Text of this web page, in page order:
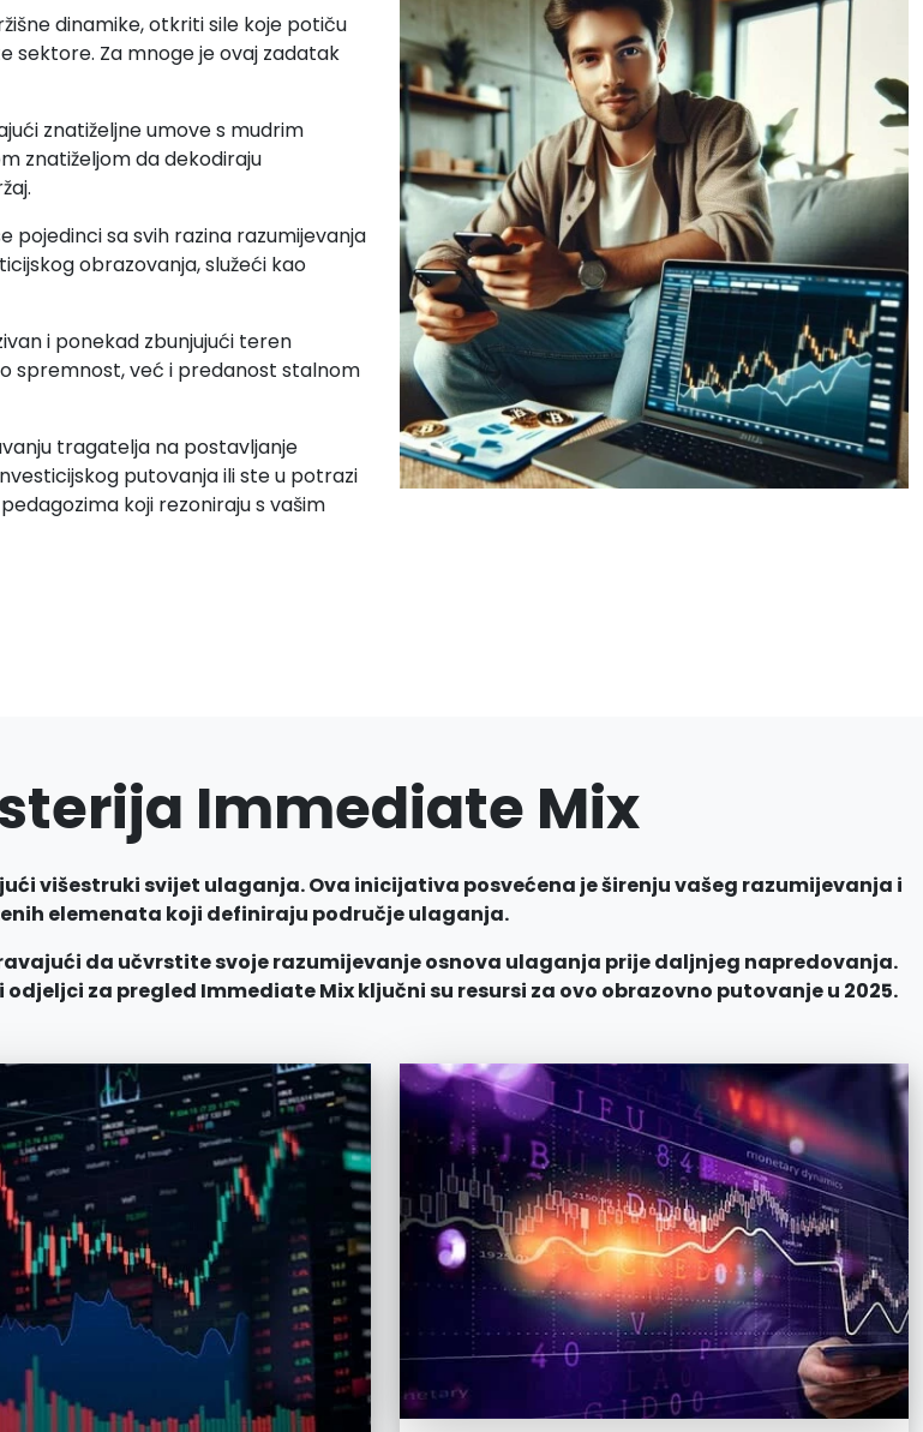
dinamike, otkriti sile koje potiču
sektore. Za mnoge je ovaj zadatak
znatiželjne umove s mudrim
znatiželjom da dekodiraju
pojedinci sa svih razina razumijevanja
obrazovanja, služeći kao
i ponekad zbunjujući teren
spremnost, već i predanost stalnom
tragatelja na postavljanje
putovanja ili ste u potrazi
koji rezoniraju s vašim
Immediate Mix
višestruki svijet ulaganja. Ova inicijativa posvećena je širenju vašeg razumijevanja i
elemenata koji definiraju područje ulaganja.
da učvrstite svoje razumijevanje osnova ulaganja prije daljnjeg napredovanja.
za pregled Immediate Mix ključni su resursi za ovo obrazovno putovanje u 2025.